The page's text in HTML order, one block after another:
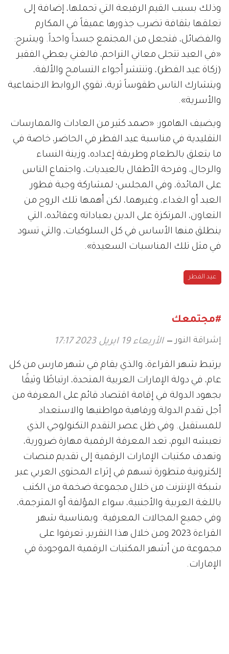
وذلك بسبب القيم الرفيعة التي تحملها، إضافة إلى
تعلقها بثقافة تضرب جذورها عميقاً في المكارم
والفضائل، فتجعل من المجتمع جسداً واحداً. ويشرح:
«في العيد تتجلى معاني التراحم، فالغني يعطي الفقير
(زكاة عيد الفطر)، وتنتشر أجواء التسامح والألفة،
ويتشارك الناس طقوساً ثرية، تقوي الروابط الاجتماعية
والأسرية».
ويضيف الهامور: «صمد كثير من العادات والممارسات
التقليدية في مناسبة عيد الفطر في الحاضر، خاصة في
ما يتعلق بالطعام وطريقة إعداده، وزينة النساء
والرجال، وفرحة الأطفال بالعيديات، واجتماع الناس
على المائدة، وفي المجلس؛ لمشاركة وجبة فطور
العيد أو الغداء، وغيرهما، لكن أهمها تلك الروح من
التعاون، المرتكزة على الدين بعباداته وعقائده، التي
ينطلق منها الأساس في كل السلوكيات، والتي تسود
في مثل تلك المناسبات السعيدة».
عيد الفطر
#مجتمعك
إشراقة النور الأربعاء 19 ابريل 2023 17:17
يرتبط شهر القراءة، والذي يقام في شهر مارس من كل
عام، في دولة الإمارات العربية المتحدة، ارتباطًا وثيقًا
بجهود الدولة في إقامة اقتصاد قائم على المعرفة من
أجل تقدم الدولة ورفاهية مواطنيها والاستعداد
للمستقبل. وفي ظل عصر التقدم التكنولوجي الذي
نعيشه اليوم، تعد المعرفة الرقمية مهارة ضرورية،
وتهدف مكتبات الإمارات الرقمية إلى تقديم منصات
إلكترونية متطورة تسهم في إثراء المحتوى العربي عبر
شبكة الإنترنت من خلال مجموعة ضخمة من الكتب
باللغة العربية والأجنبية، سواء المؤلفة أو المترجمة،
وفي جميع المجالات المعرفية. وبمناسبة شهر
القراءة 2023 ومن خلال هذا التقرير، تعرفوا على
مجموعة من أشهر المكتبات الرقمية الموجودة في
الإمارات.